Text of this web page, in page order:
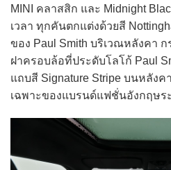
MINI คลาสสิก และ Midnight
เวลา ทุกคันตกแต่งด้วยสี
ของ Paul Smith บริเวณหลังคา
ฝาครอบล้อที่ประดับโลโก้ Paul
แถบสี Signature Stripe บนหลัง
เฉพาะของแบรนด์แฟชั่นอังกฤษร